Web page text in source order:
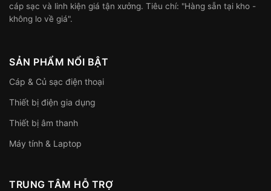
cáp sạc và linh kiện giá tận xưởng. Tiêu chí: "Hàng sẵn tại kho -
không lo về giá".
SẢN PHẨM NỔI BẬT
Cáp & Củ sạc điện thoại
Thiết bị điện gia dụng
Thiết bị âm thanh
Máy tính & Laptop
TRUNG TÂM HỖ TRỢ